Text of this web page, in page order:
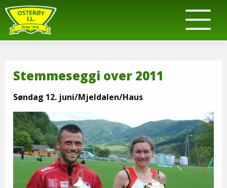
Stemmeseggi over 2011
Søndag 12. juni/Mjeldalen/Haus